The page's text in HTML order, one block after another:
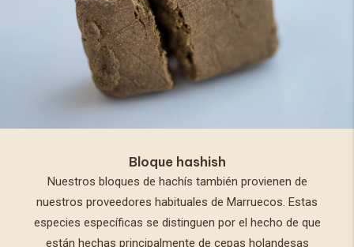
Bloque hashish
Nuestros bloques de hachís también provienen de
nuestros proveedores habituales de Marruecos. Estas
especies específicas se distinguen por el hecho de que
están hechas principalmente de cepas holandesas